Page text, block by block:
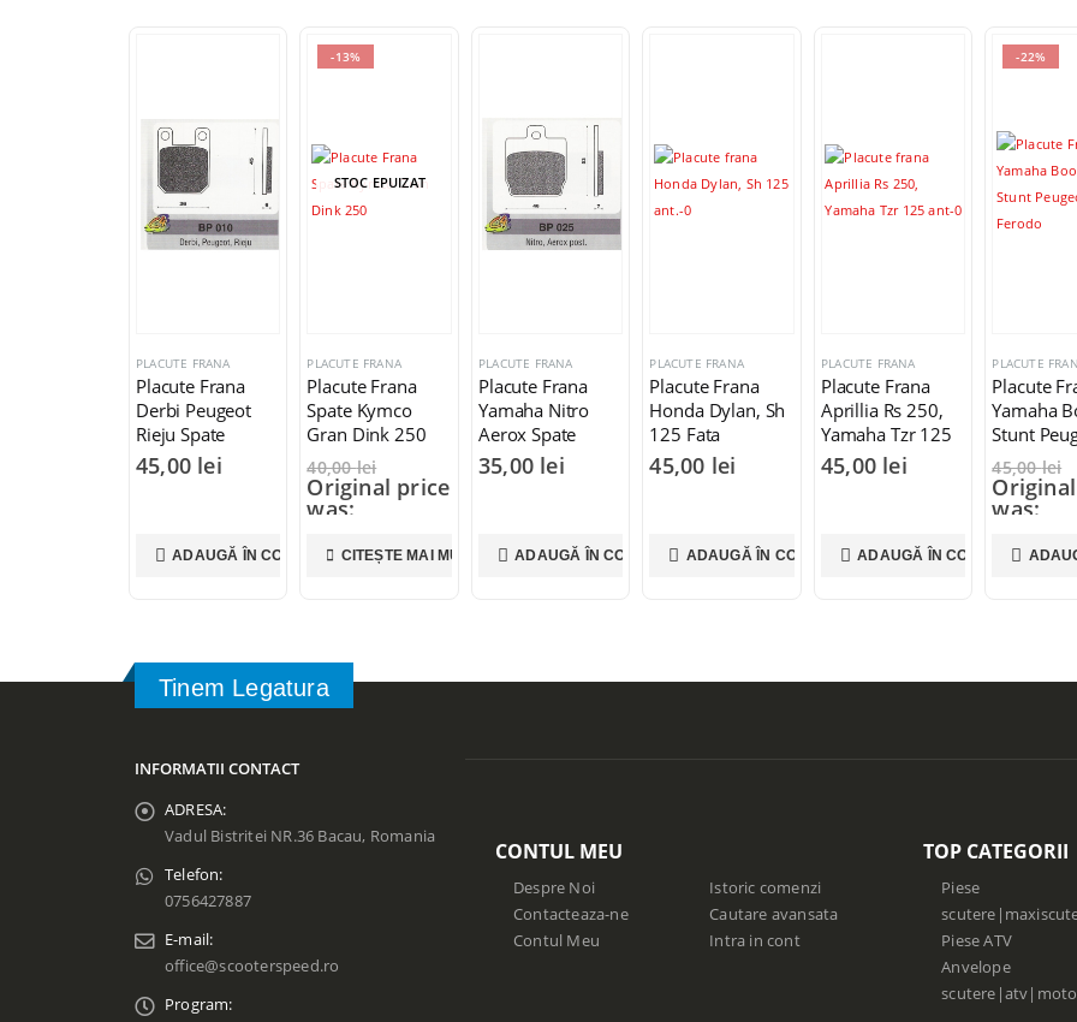
PLACUTE FRANA
Placute Frana
Derbi Peugeot
Rieju Spate
45,00 lei
ADAUGĂ ÎN COȘ
-13%
STOC EPUIZAT
PLACUTE FRANA
Placute Frana
Spate Kymco
Gran Dink 250
40,00lei
Original price
was:
35,00lei
Current price
CITEȘTE MAI MULT
PLACUTE FRANA
Placute Frana
Yamaha Nitro
Aerox Spate
35,00 lei
ADAUGĂ ÎN COȘ
PLACUTE FRANA
Placute Frana
Honda Dylan, Sh
125 Fata
45,00 lei
ADAUGĂ ÎN COȘ
PLACUTE FRANA
Placute Frana
Aprillia Rs 250,
Yamaha Tzr 125
Fata
45,00 lei
ADAUGĂ ÎN COȘ
-22%
PLACUTE
Placute
Yamaha
Stunt
Ferodo
45,00lei
was:
35,00
Tinem Legatura
INFORMATII CONTACT
ADRESA:
Vadul Bistritei NR.36 Bacau, Romania
Telefon:
0756427887
E-mail:
office@scooterspeed.ro
Program:
CONTUL MEU
Despre Noi
Contacteaza-ne
Contul Meu
Istoric comenzi
Cautare avansata
Intra in cont
TOP CATEGORII
Piese
Piese ATV
Anvelope